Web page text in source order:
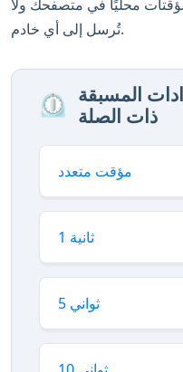
محليًا في متصفحك ولا
تُرسل إلى أي خادم.
⏲️ المسبقة
مؤقت متعدد
1 ثانية
5 ثواني